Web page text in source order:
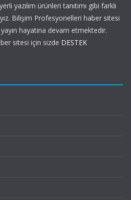
yazılım ürünleri tanıtımı gibi farklı
Bilişim Profesyonelleri haber sitesi
hayatına devam etmektedir.
sitesi için sizde DESTEK